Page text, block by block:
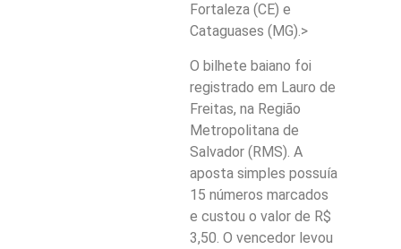
Fortaleza (CE) e
Cataguases (MG).>
O bilhete baiano foi
registrado em Lauro de
Freitas, na Região
Metropolitana de
Salvador (RMS). A
aposta simples possuía
15 números marcados
e custou o valor de R$
3,50. O vencedor levou